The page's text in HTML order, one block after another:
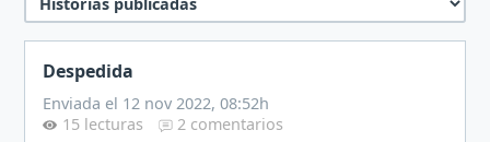
Despedida
Enviada el 12 nov 2022, 08:52h
15 lecturas
2 comentarios